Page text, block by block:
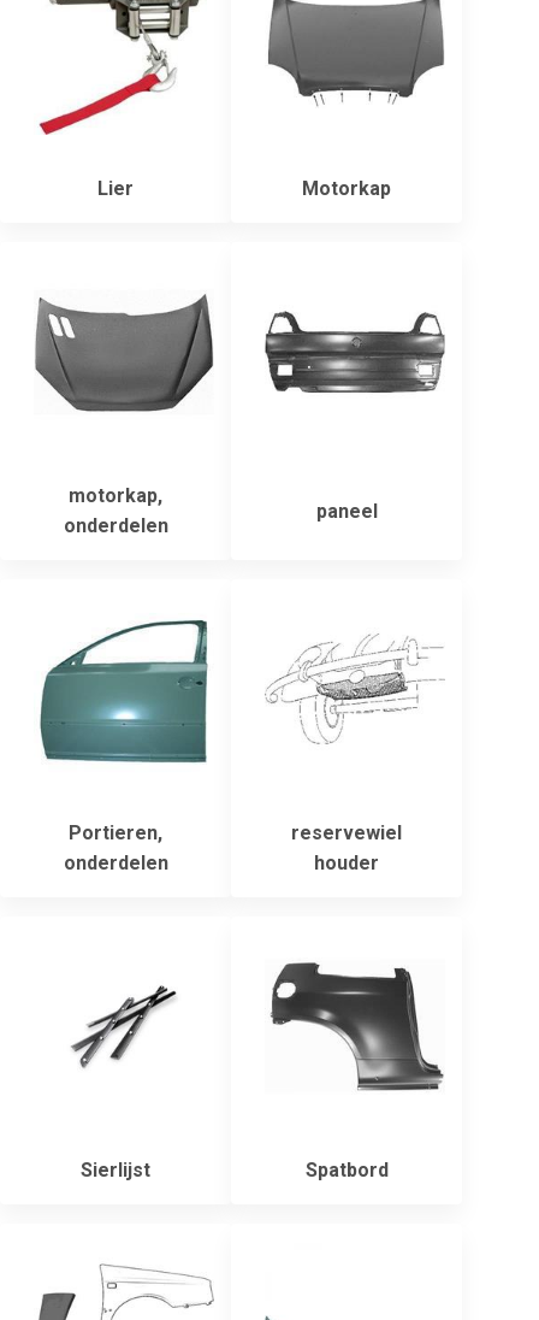
Lier Motorkap
motorkap,
onderdelen
paneel
Portieren,
onderdelen
reservewiel
houder
Sierlijst Spatbord